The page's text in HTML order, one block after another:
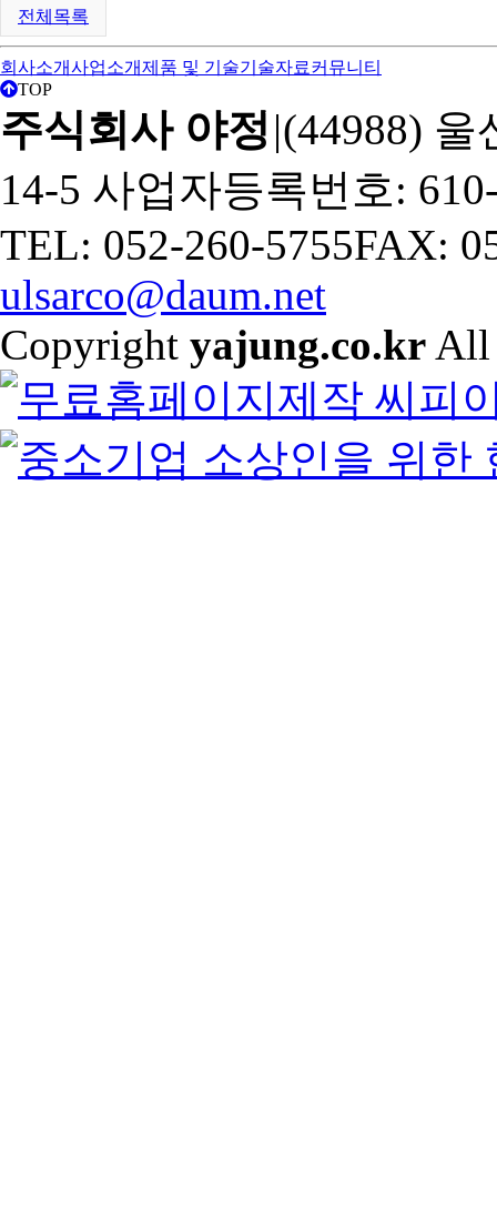
전체목록
회사소개사업소개제품 및 기술기술자료커뮤니티
TOP
주식회사 야정 |(44988)
14-5 사업자등록번호:
TEL: 052-260-5755FAX:
ulsarco@daum.net
Copyright yajung.co.kr All